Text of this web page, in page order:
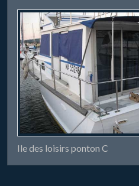
Ile des loisirs ponton C